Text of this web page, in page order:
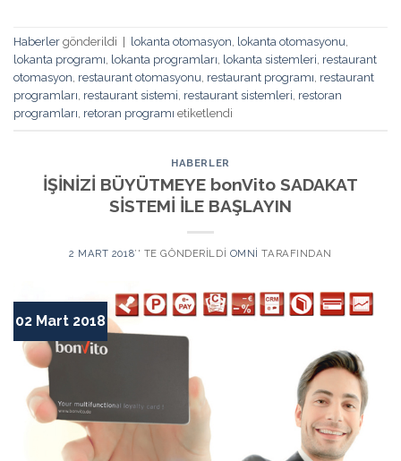
Haberler gönderildi lokanta otomasyon, lokanta otomasyonu,
lokanta programı, lokanta programları, lokanta sistemleri, restaurant
otomasyon, restaurant otomasyonu, restaurant programı, restaurant
programları, restaurant sistemi, restaurant sistemleri, restoran
programları, retoran programı etiketlendi
HABERLER
İŞİNİZİ BÜYÜTMEYE bonVito SADAKAT
SİSTEMİ İLE BAŞLAYIN
2 MART 2018’' TE GÖNDERILDI OMNI TARAFINDAN
02 Mart 2018